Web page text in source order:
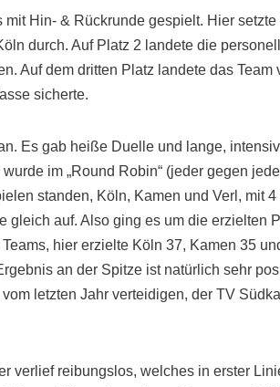
mit Hin- & Rückrunde gespielt. Hier setzte
durch. Auf Platz 2 landete die
Auf dem dritten Platz landete das Team
sicherte.
Es gab heiße Duelle und lange,
im „Round Robin“ (jeder gegen
standen, Köln, Kamen und Verl, mit
gleich auf. Also ging es um die erzielten
hier erzielte Köln 37, Kamen 35
an der Spitze ist natürlich sehr
letzten Jahr verteidigen, der TV
verlief reibungslos, welches in erster